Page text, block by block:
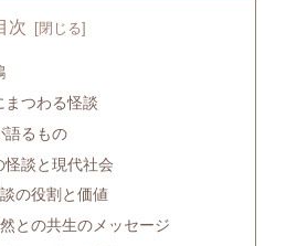
次
まつわる怪談
語るもの
談と現代社会
の役割と価値
との共生のメッセージ